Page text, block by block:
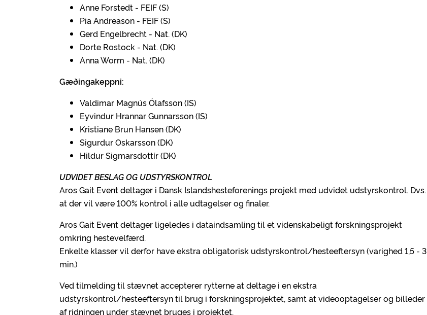
Anne Forstedt - FEIF (S)
Pia Andreason - FEIF (S)
Gerd Engelbrecht - Nat. (DK)
Dorte Rostock - Nat. (DK)
Anna Worm - Nat. (DK)
Gæðingakeppni:
Valdimar Magnús Ólafsson (IS)
Eyvindur Hrannar Gunnarsson (IS)
Kristiane Brun Hansen (DK)
Sigurdur Oskarsson (DK)
Hildur Sigmarsdottír (DK)
UDVIDET BESLAG OG UDSTYRSKONTROL
Aros Gait Event deltager i Dansk Islandshesteforenings projekt med udvidet udstyrskontrol. Dvs.
at der vil være 100% kontrol i alle udtagelser og finaler.
Aros Gait Event deltager ligeledes i dataindsamling til et videnskabeligt forskningsprojekt
omkring hestevelfærd.
Enkelte klasser vil derfor have ekstra obligatorisk udstyrskontrol/hesteeftersyn (varighed 1,5 - 3
min.)
Ved tilmelding til stævnet accepterer rytterne at deltage i en ekstra
udstyrskontrol/hesteeftersyn til brug i forskningsprojektet, samt at videooptagelser og billeder
af ridningen under stævnet bruges i projektet.